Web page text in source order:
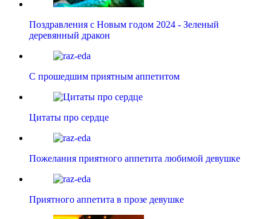
Поздравления с Новым годом 2024 - Зеленый
деревянный дракон
С прошедшим приятным аппетитом
Цитаты про сердце
Пожелания приятного аппетита любимой девушке
Приятного аппетита в прозе девушке